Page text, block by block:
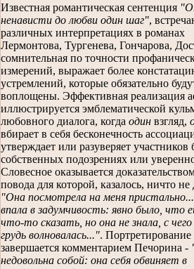
Известная романтическая сентенция
ненависти до любви один шаг",
различных интерпретациях в романах
Лермонтова, Тургенева, Гончарова,
сомнительная по точности
измерений, выражает более
устремлений, которые обязательно
воплощены. Эффективная реализация
иллюстрируется эмблематической
любовного диалога, когда один взгляд,
вбирает в себя бесконечность
утверждает или разуверяет участников
собственных подозрениях или
Словесное оказывается
повода для которой, казалось, ничто не
"Она посмотрела на меня
впала в задумчивость: явно было, что
что-то сказать, но она не знала, с
грудь волновалась...". Портретирование
завершается комментарием Печорина -
недовольна собой: она себя обвиняет в